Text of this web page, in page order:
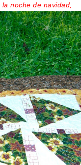
la noche de navidad,